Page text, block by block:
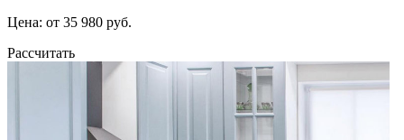
Цена: от 35 980 руб.
Рассчитать